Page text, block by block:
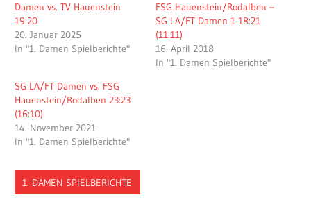
Damen vs. TV Hauenstein
19:20
20. Januar 2025
In "1. Damen Spielberichte"
FSG Hauenstein/Rodalben –
SG LA/FT Damen 1 18:21
(11:11)
16. April 2018
In "1. Damen Spielberichte"
SG LA/FT Damen vs. FSG
Hauenstein/Rodalben 23:23
(16:10)
14. November 2021
In "1. Damen Spielberichte"
1. DAMEN SPIELBERICHTE